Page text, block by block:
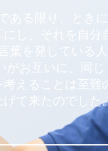
ある限り、とき
し、それを自分
葉を発している
がお互いに、同
えることは至難
て来たのでした